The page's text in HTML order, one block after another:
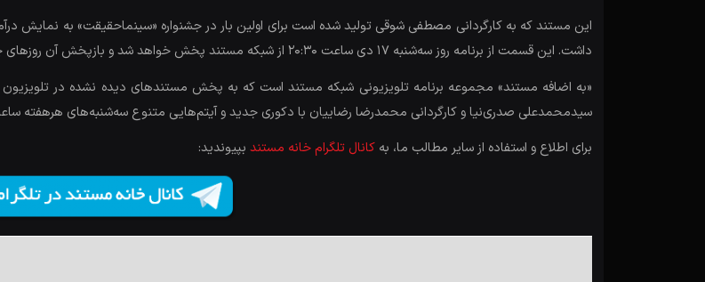
این مستند که به کارگردانی مصطفی شوقی تولید شده است برای اولین بار در جشنواره «سینماحقیقت» به نمایش
داشت. این قسمت از برنامه روز سه‌شنبه ۱۷ دی ساعت ۲۰:۳۰ از شبکه مستند پخش خواهد شد و بازپخش آن روزهای چهارشنبه ۱۸ دی ساعت ۹ و جمعه ۲۰ دی ساعت ۱۳:۳۰ است.
«به اضافه مستند» مجموعه برنامه تلویزیونی شبکه مستند است که به پخش مستندهای دیده نشده در
سیدمحمدعلی صدری‌نیا و کارگردانی محمدرضا رضاییان با دکوری جدید و آیتم‌هایی متنوع سه‌شنبه‌های هرهفته ساعت ۲۰:۳۰ روی آنتن شبکه مستند
برای اطلاع و استفاده از سایر مطالب ما، به کانال تلگرام خانه مستندبپیوندید: